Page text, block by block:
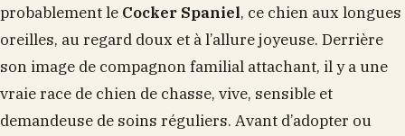
probablement le Cocker Spaniel, ce chien aux longues
oreilles, au regard doux et à l’allure joyeuse. Derrière
son image de compagnon familial attachant, il y a une
vraie race de chien de chasse, vive, sensible et
demandeuse de soins réguliers. Avant d’adopter ou